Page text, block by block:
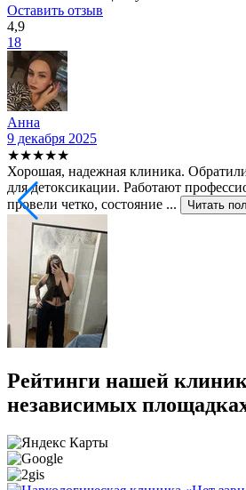
Оставить отзыв
4,9
18
Анна
9 декабря 2025
★★★★★
Хорошая, надежная клиника.
для детоксикации. Работают
провели четко, состояние ...
Читать
Рейтинги нашей
независимых